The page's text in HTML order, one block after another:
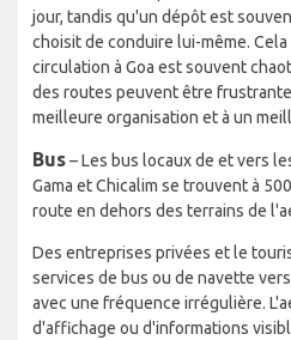
jour, tandis qu'un dépôt est
choisit de conduire lui-même.
circulation à Goa est souvent
des routes peuvent être
meilleure organisation et à un
Bus– Les bus locaux de et vers
Gama et Chicalim se trouvent à
route en dehors des terrains de
Des entreprises privées et le
services de bus ou de navette
avec une fréquence irrégulière.
d'affichage ou d'informations